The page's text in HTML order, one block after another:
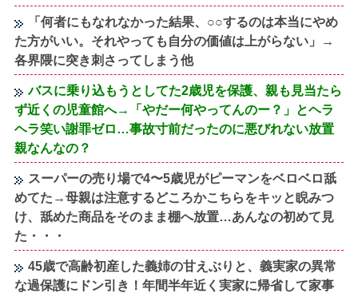
「何者にもなれなかった結果、○○するのは本当にやめ
た方がいい。それやっても自分の価値は上がらない」→
各界隈に突き刺さってしまう他
バスに乗り込もうとしてた2歳児を保護、親も見当たら
ず近くの児童館へ→「やだー何やってんのー？」とヘラ
ヘラ笑い謝罪ゼロ…事故寸前だったのに悪びれない放置
親なんなの？
スーパーの売り場で4〜5歳児がピーマンをベロベロ舐
めてた→母親は注意するどころかこちらをキッと睨みつ
け、舐めた商品をそのまま棚へ放置…あんなの初めて見
た・・・
45歳で高齢初産した義姉の甘えぶりと、義実家の異常
な過保護にドン引き！年間半年近く実家に帰省して家事